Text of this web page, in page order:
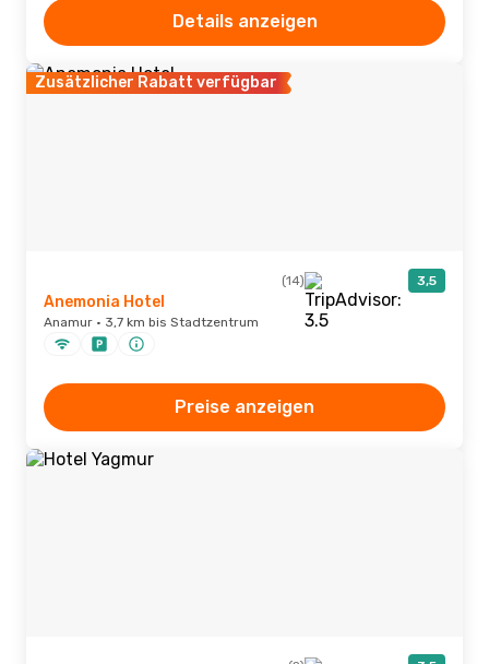
Details anzeigen
Zusätzlicher Rabatt verfügbar
(14) 3,5
Anemonia Hotel
Anamur · 3,7 km bis Stadtzentrum
Preise anzeigen